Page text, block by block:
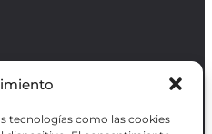
tecnologías como las cookies
es una revista
de Madrid, gratuita y